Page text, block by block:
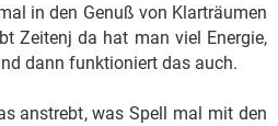
in den Genuß von Klarträumen
Zeitenj da hat man viel Energie,
dann funktioniert das auch.
anstrebt, was Spell mal mit den